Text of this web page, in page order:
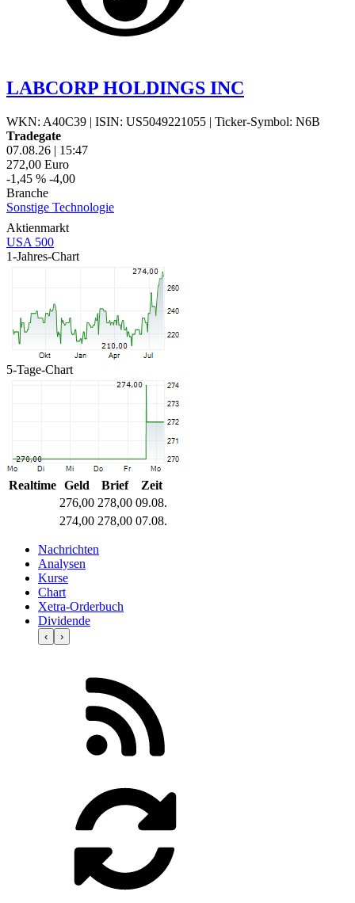
LABCORP HOLDINGS INC
WKN: A40C39 | ISIN: US5049221055 | Ticker-Symbol: N6B
Tradegate
07.08.26 | 15:47
272,00 Euro
-1,45 % -4,00
Branche
Sonstige Technologie
Aktienmarkt
USA 500
1-Jahres-Chart
5-Tage-Chart
Realtime Geld Brief
Zeit
276,00 278,00 09.08.
274,00 278,00 07.08.
Nachrichten
Analysen
Kurse
Chart
Xetra-Orderbuch
Dividende
‹ ›